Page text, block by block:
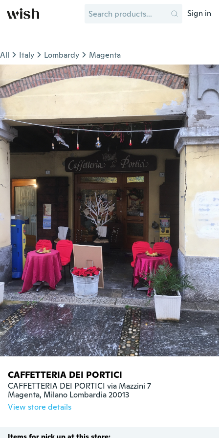
Sign in
All Italy Lombardy Magenta
CAFFETTERIA DEI PORTICI
CAFFETTERIA DEI PORTICI via Mazzini 7
Magenta, Milano Lombardia 20013
View store details